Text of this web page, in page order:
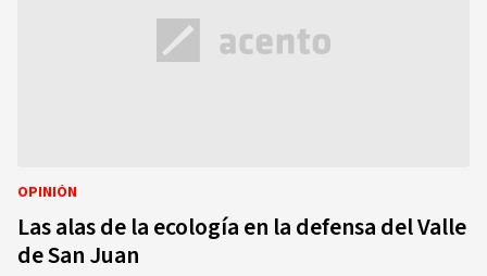
OPINIÓN
Las alas de la ecología en la defensa del Valle
de San Juan